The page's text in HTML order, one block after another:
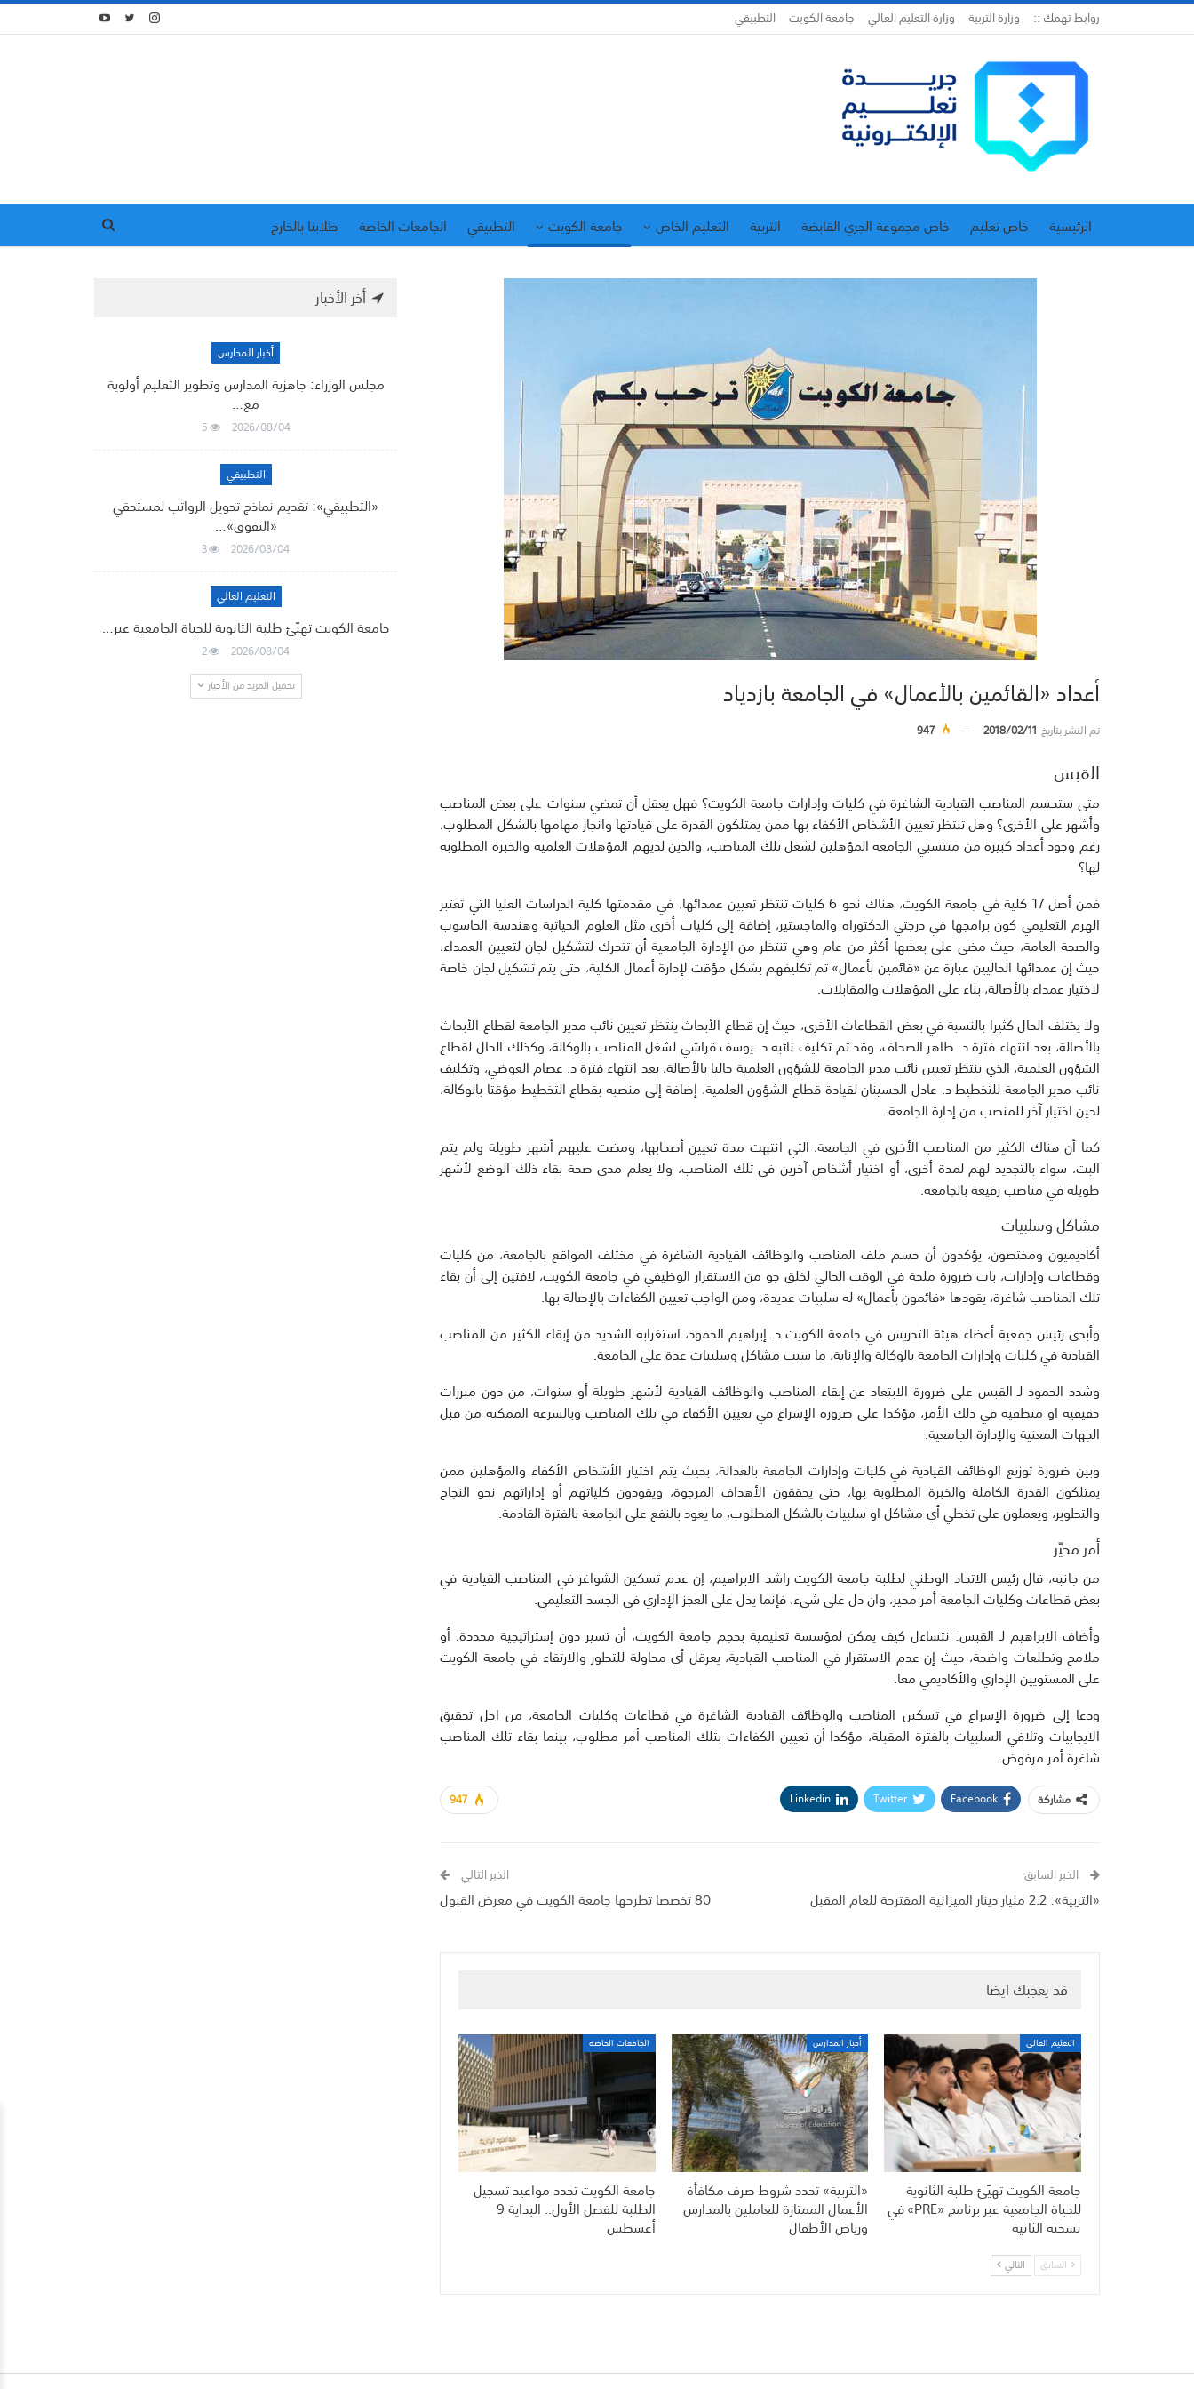
روابط تهمك :: وزارة التربية وزارة التعليم العالي جامعة الكويت التطبيقي
الرئيسية خاص تعليم خاص مجموعة الجري القابضة التربية التعليم الخاص جامعة الكويت التطبيقي الجامعات الخاصة
طلابنا بالخارج
أعداد «القائمين بالأعمال» في الجامعة بازدياد
تم النشر بتاريخ 2018/02/11
947
القبس
متى ستحسم المناصب القيادية الشاغرة في كليات وإدارات جامعة الكويت؟ فهل يعقل أن تمضي سنوات على بعض المناصب
وأشهر على الأخرى؟ وهل تنتظر تعيين الأشخاص الأكفاء بها ممن يمتلكون القدرة على قيادتها وانجاز مهامها بالشكل المطلوب،
رغم وجود أعداد كبيرة من منتسبي الجامعة المؤهلين لشغل تلك المناصب، والذين لديهم المؤهلات العلمية والخبرة المطلوبة
لها؟
فمن أصل 17 كلية في جامعة الكويت، هناك نحو 6 كليات تنتظر تعيين عمدائها، في مقدمتها كلية الدراسات العليا التي تعتبر
الهرم التعليمي كون برامجها في درجتي الدكتوراه والماجستير، إضافة إلى كليات أخرى مثل العلوم الحياتية وهندسة الحاسوب
والصحة العامة، حيث مضى على بعضها أكثر من عام وهي تنتظر من الإدارة الجامعية أن تتحرك لتشكيل لجان لتعيين العمداء،
حيث إن عمدائها الحاليين عبارة عن «قائمين بأعمال» تم تكليفهم بشكل مؤقت لإدارة أعمال الكلية، حتى يتم تشكيل لجان خاصة
لاختيار عمداء بالأصالة، بناء على المؤهلات والمقابلات.
ولا يختلف الحال كثيرا بالنسبة في بعض القطاعات الأخرى، حيث إن قطاع الأبحاث ينتظر تعيين نائب مدير الجامعة لقطاع الأبحاث
بالأصالة، بعد انتهاء فترة د. طاهر الصحاف، وقد تم تكليف نائبه د. يوسف قراشي لشغل المناصب بالوكالة، وكذلك الحال لقطاع
الشؤون العلمية، الذي ينتظر تعيين نائب مدير الجامعة للشؤون العلمية حاليا بالأصالة، بعد انتهاء فترة د. عصام العوضي، وتكليف
نائب مدير الجامعة للتخطيط د. عادل الحسينان لقيادة قطاع الشؤون العلمية، إضافة إلى منصبه بقطاع التخطيط مؤقتا بالوكالة،
لحين اختيار آخر للمنصب من إدارة الجامعة.
كما أن هناك الكثير من المناصب الأخرى في الجامعة، التي انتهت مدة تعيين أصحابها، ومضت عليهم أشهر طويلة ولم يتم
البت، سواء بالتجديد لهم لمدة أخرى، أو اختيار أشخاص آخرين في تلك المناصب، ولا يعلم مدى صحة بقاء ذلك الوضع لأشهر
طويلة في مناصب رفيعة بالجامعة.
مشاكل وسلبيات
أكاديميون ومختصون، يؤكدون أن حسم ملف المناصب والوظائف القيادية الشاغرة في مختلف المواقع بالجامعة، من كليات
وقطاعات وإدارات، بات ضرورة ملحة في الوقت الحالي لخلق جو من الاستقرار الوظيفي في جامعة الكويت، لافتين إلى أن بقاء
تلك المناصب شاغرة، يقودها «قائمون بأعمال» له سلبيات عديدة، ومن الواجب تعيين الكفاءات بالإصالة بها.
وأبدى رئيس جمعية أعضاء هيئة التدريس في جامعة الكويت د. إبراهيم الحمود، استغرابه الشديد من إبقاء الكثير من المناصب
القيادية في كليات وإدارات الجامعة بالوكالة والإنابة، ما سبب مشاكل وسلبيات عدة على الجامعة.
وشدد الحمود لـ القبس على ضرورة الابتعاد عن إبقاء المناصب والوظائف القيادية لأشهر طويلة أو سنوات، من دون مبررات
حقيقية او منطقية في ذلك الأمر، مؤكدا على ضرورة الإسراع في تعيين الأكفاء في تلك المناصب وبالسرعة الممكنة من قبل
الجهات المعنية والإدارة الجامعية.
وبين ضرورة توزيع الوظائف القيادية في كليات وإدارات الجامعة بالعدالة، بحيث يتم اختيار الأشخاص الأكفاء والمؤهلين ممن
يمتلكون القدرة الكاملة والخبرة المطلوبة بها، حتى يحققون الأهداف المرجوة، ويقودون كلياتهم أو إداراتهم نحو النجاح
والتطوير، ويعملون على تخطي أي مشاكل او سلبيات بالشكل المطلوب، ما يعود بالنفع على الجامعة بالفترة القادمة.
أمر محيّر
من جانبه، قال رئيس الاتحاد الوطني لطلبة جامعة الكويت راشد الابراهيم، إن عدم تسكين الشواغر في المناصب القيادية في
بعض قطاعات وكليات الجامعة أمر محير، وان دل على شيء، فإنما يدل على العجز الإداري في الجسد التعليمي.
وأضاف الابراهيم لـ القبس: نتساءل كيف يمكن لمؤسسة تعليمية بحجم جامعة الكويت، أن تسير دون إستراتيجية محددة، أو
ملامح وتطلعات واضحة، حيث إن عدم الاستقرار في المناصب القيادية، يعرقل أي محاولة للتطور والارتقاء في جامعة الكويت
على المستويين الإداري والأكاديمي معا.
ودعا إلى ضرورة الإسراع في تسكين المناصب والوظائف القيادية الشاغرة في قطاعات وكليات الجامعة، من اجل تحقيق
الايجابيات وتلافي السلبيات بالفترة المقبلة، مؤكدا أن تعيين الكفاءات بتلك المناصب أمر مطلوب، بينما بقاء تلك المناصب
شاغرة أمر مرفوض.
947 مشاركة Facebook
Twitter
Linkedin
الخبر السابق
«التربية»: 2.2 مليار دينار الميزانية المقترحة للعام المقبل
الخبر التالي
80 تخصصا تطرحها جامعة الكويت في معرض القبول
قد يعجبك ايضا
التعليم العالي
جامعة الكويت تهيّئ طلبة الثانوية
للحياة الجامعية عبر برنامج «PRE» في
نسخته الثانية
أخبار المدارس
«التربية» تحدد شروط صرف مكافأة
الأعمال الممتازة للعاملين بالمدارس
ورياض الأطفال
الجامعات الخاصة
جامعة الكويت تحدد مواعيد تسجيل
الطلبة للفصل الأول.. البداية 9
أغسطس
السابق التالي
أخر الأخبار
أخبار المدارس
مجلس الوزراء: جاهزية المدارس وتطوير التعليم أولوية
مع…
2026/08/04
5
التطبيقي
«التطبيقي»: تقديم نماذج تحويل الرواتب لمستحقي
«التفوق»…
2026/08/04
3
التعليم العالي
جامعة الكويت تهيّئ طلبة الثانوية للحياة الجامعية عبر…
2026/08/04
2
تحميل المزيد من الأخبار